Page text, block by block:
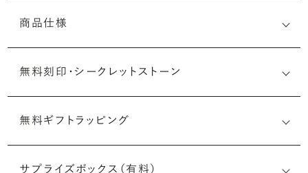
商品仕様
無料刻印・ シークレットストーン
無料ギフトラッピング
サプライズボックス（有料）